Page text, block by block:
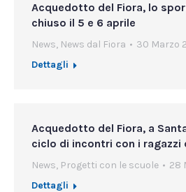
Acquedotto del Fiora, lo
chiuso il 5 e 6 aprile
News, News dal Fiora
30 Marzo
Dettagli
Acquedotto del Fiora, a
ciclo di incontri con i ragazzi
News, Progetti con le scuole
28
Dettagli